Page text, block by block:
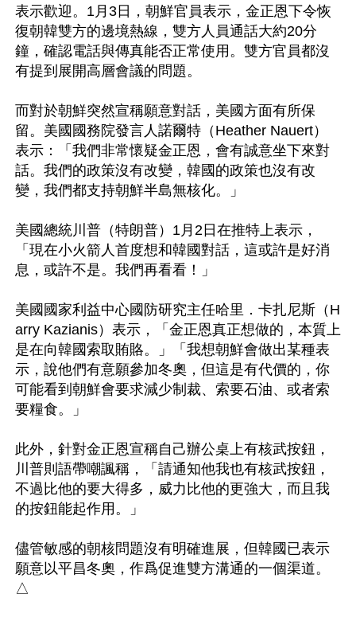
表示歡迎。1月3日，朝鮮官員表示，金正恩下令恢
復朝韓雙方的邊境熱線，雙方人員通話大約20分
鐘，確認電話與傳真能否正常使用。雙方官員都沒
有提到展開高層會議的問題。
而對於朝鮮突然宣稱願意對話，美國方面有所保
留。美國國務院發言人諾爾特（Heather Nauert）
表示：「我們非常懷疑金正恩，會有誠意坐下來對
話。我們的政策沒有改變，韓國的政策也沒有改
變，我們都支持朝鮮半島無核化。」
美國總統川普（特朗普）1月2日在推特上表示，
「現在小火箭人首度想和韓國對話，這或許是好消
息，或許不是。我們再看看！」
美國國家利益中心國防研究主任哈里．卡扎尼斯（H
arry Kazianis）表示，「金正恩真正想做的，本質上
是在向韓國索取賄賂。」「我想朝鮮會做出某種表
示，說他們有意願參加冬奧，但這是有代價的，你
可能看到朝鮮會要求減少制裁、索要石油、或者索
要糧食。」
此外，針對金正恩宣稱自己辦公桌上有核武按鈕，
川普則語帶嘲諷稱，「請通知他我也有核武按鈕，
不過比他的要大得多，威力比他的更強大，而且我
的按鈕能起作用。」
儘管敏感的朝核問題沒有明確進展，但韓國已表示
願意以平昌冬奧，作爲促進雙方溝通的一個渠道。